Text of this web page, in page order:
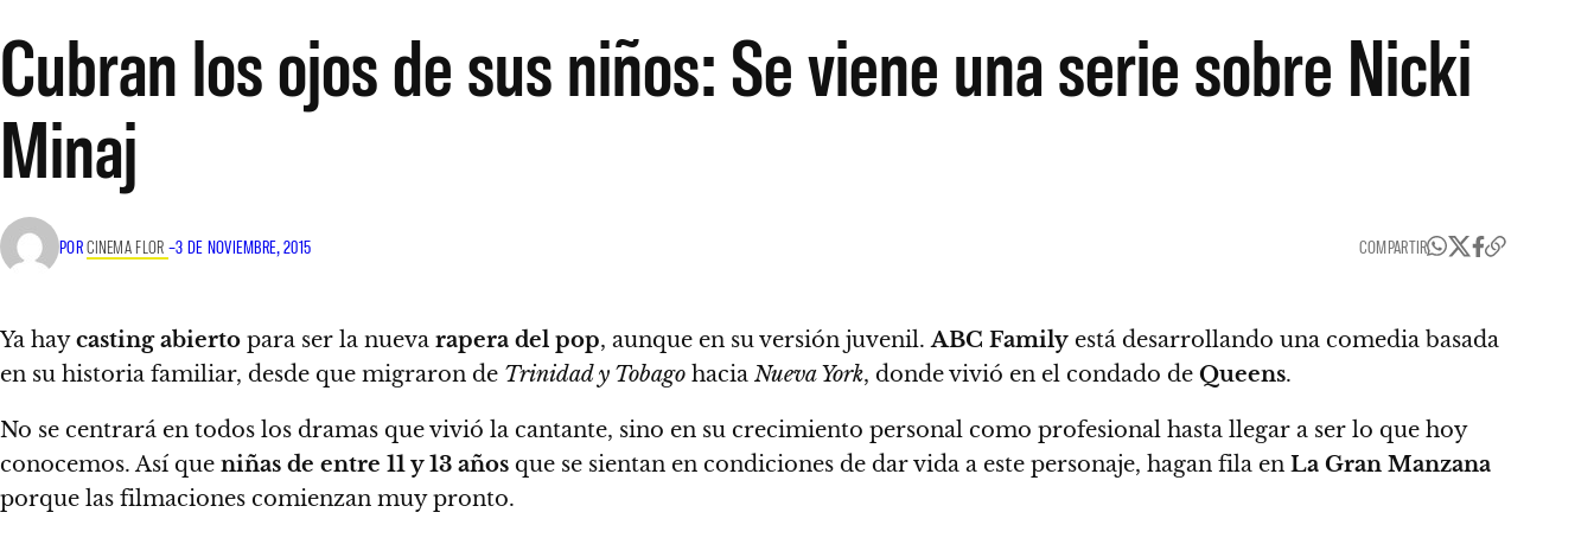
Cubran los ojos de sus niños: Se viene una serie sobre Nicki
Minaj
PORCINEMA FLOR –3 DE NOVIEMBRE, 2015 COMPARTIR
Ya haycasting abierto para ser la nueva rapera del pop, aunque en su versión juvenil.ABC Family está desarrollando una comedia basada
en su historia familiar, desde que migraron de Trinidad y Tobago hacia Nueva York, donde vivió en el condado de Queens.
No se centrará en todos los dramas que vivió la cantante, sino en su crecimiento personal como profesional hasta llegar a ser lo que hoy
conocemos. Así que niñas de entre 11 y 13 años que se sientan en condiciones de dar vida a este personaje, hagan fila en La Gran Manzana
porque las filmaciones comienzan muy pronto.